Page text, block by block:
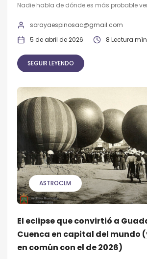
Nadie habla de dónde es más probable
sorayaespinosac@gmail.com
5 de abril de 2026
8 Lectura
SEGUIR LEYENDO
ASTROCLM
El eclipse que convirtió a
Cuenca en capital del mundo
en común con el de 2026)